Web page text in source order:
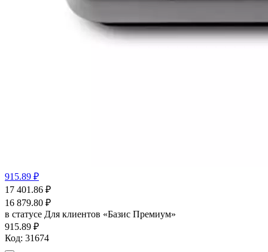
915.89 ₽
17 401.86 ₽
16 879.80 ₽
в статусе Для клиентов «Базис Премиум»
915.89 ₽
Код: 31674